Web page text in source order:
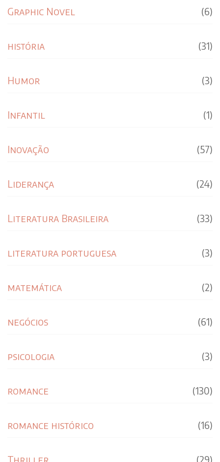
Graphic Novel (6)
história (31)
Humor (3)
Infantil (1)
Inovação (57)
Liderança (24)
Literatura Brasileira (33)
literatura portuguesa (3)
matemática (2)
negócios (61)
psicologia (3)
romance (130)
romance histórico (16)
Thriller (29)